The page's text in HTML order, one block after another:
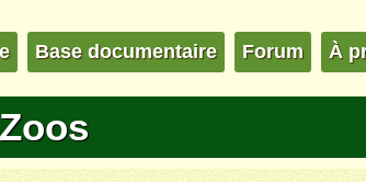
Base documentaire Forum À
Zoos